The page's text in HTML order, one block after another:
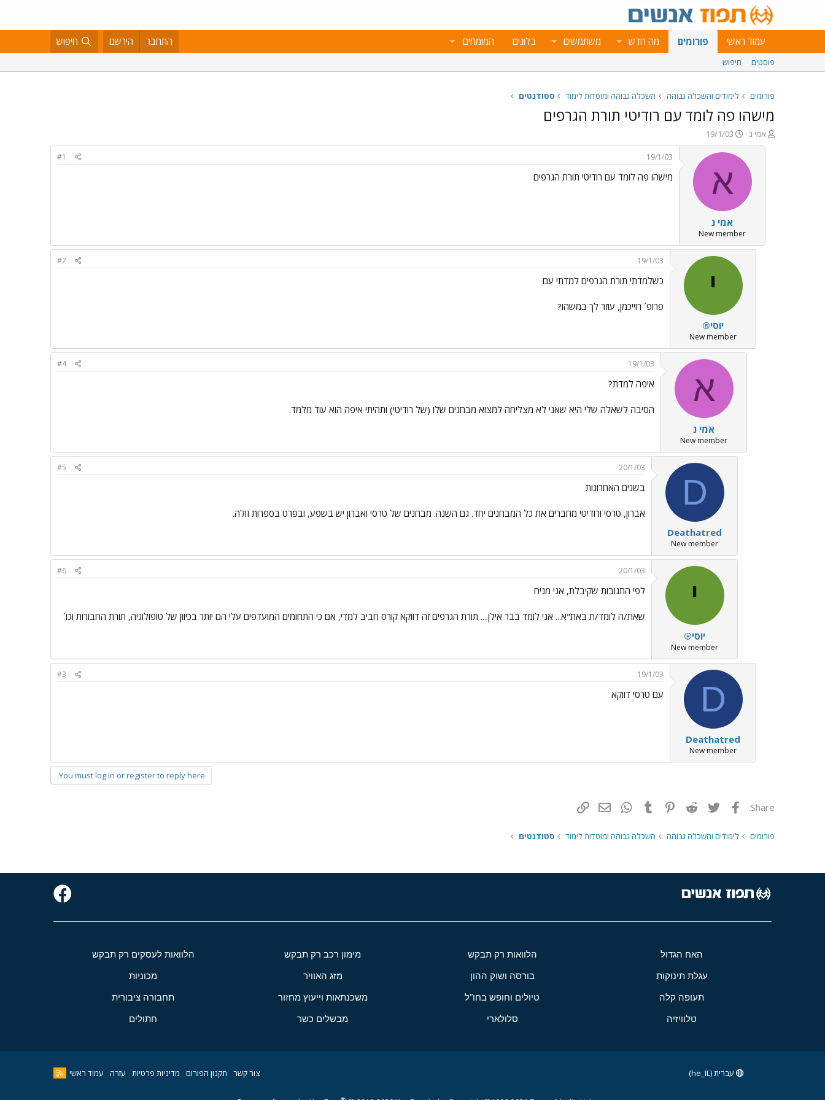
עמוד ראשי פורומים מה חדש משתמשים בלוגים המומחים התחבר הירשם חיפוש
פוסטים חיפוש
פורומים לימודים והשכלה גבוהה השכלה גבוהה ומוסדות לימוד סטודנטים
מישהו פה לומד עם רודיטי תורת הגרפים
פ
ו
אמי נ
פ
ו
ר
ם
ב
א
ר
י
ך
19/1/03
א
אמי נ
New member
19/1/03
#1
מישהו פה לומד עם רודיטי תורת הגרפים
י
יוסי®
New member
19/1/03
#2
כשלמדתי תורת הגרפים למדתי עם
פרופ´ רוייכמן, עוזר לך במשהו?
א
אמי נ
New member
19/1/03
#4
איפה למדת?
הסיבה לשאלה שלי היא שאני לא מצליחה למצוא מבחנים שלו (של רודיטי) ותהיתי איפה הוא עוד מלמד.
D
Deathatred
New member
20/1/03
#5
בשנים האחרונות
אברון, טרסי ורודיטי מחברים את כל המבחנים יחד. גם השנה. מבחנים של טרסי ואברון יש בשפע, ובפרט בספרות זולה.
י
יוסי®
New member
20/1/03
#6
לפי התגובות שקיבלת, אני מניח
שאת/ה לומד/ת באת"א... אני לומד בבר אילן.... תורת הגרפים זה דווקא קורס חביב למדי, אם כי התחומים המועדפים עלי הם יותר בכיוון של טופולוגיה, תורת החבורות וכו´
D
Deathatred
New member
19/1/03
#3
עם טרסי דווקא
You must log in or register to reply here.
Share: פייסבוק Twitter
Reddit
Pinterest
Tumblr
WhatsAppדואר אלקטרוני
פורומים לימודים והשכלה גבוהה השכלה גבוהה ומוסדות לימוד סטודנטים
האח הגדול הלוואות רק תבקש מימון רכב רק תבקש הלוואות לעסקים רק תבקש
עגלת תינוקות בורסה ושוק ההון מזג האוויר מכוניות
תעופה קלה טיולים וחופש בחו"ל משכנתאות וייעוץ מחזור תחבורה ציבורית
טלוויזיה סלולארי מבשלים כשר חתולים
צור קשר תקנון הפורום מדיניות פרטיות עזרה עמוד ראשי עברית (he_IL)